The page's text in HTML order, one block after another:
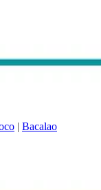
| Bacalao